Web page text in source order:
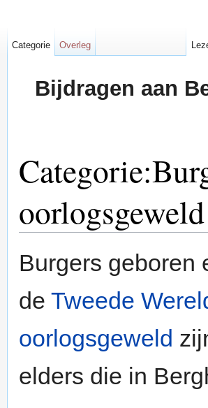
Bijdragen aan
oorlogsgeweld
Burgers
de Tweede
oorlogsgeweld
elders die in
Categorie Overleg